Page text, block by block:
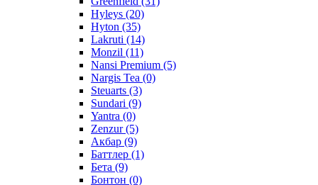
Hyleys (20)
Hyton (35)
Lakruti (14)
Monzil (11)
Nansi Premium (5)
Nargis Tea (0)
Steuarts (3)
Sundari (9)
Yantra (0)
Zenzur(5)
Акбар (9)
Баттлер (1)
Бета (9)
Бонтон (0)